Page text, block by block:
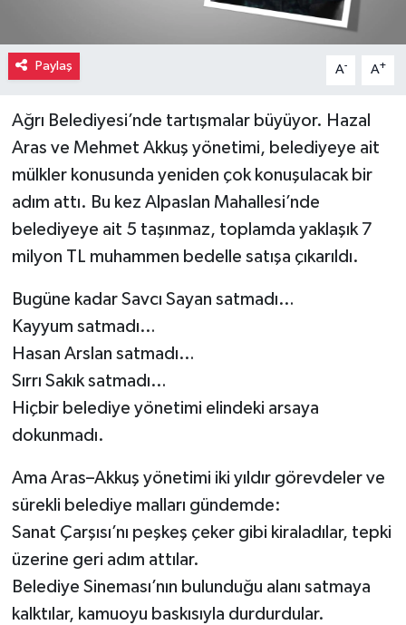
Paylaş A- A+
Ağrı Belediyesi’nde tartışmalar büyüyor. Hazal
Aras ve Mehmet Akkuş yönetimi, belediyeye ait
mülkler konusunda yeniden çok konuşulacak bir
adım attı. Bu kez Alpaslan Mahallesi’nde
belediyeye ait 5 taşınmaz, toplamda yaklaşık 7
milyon TL muhammen bedelle satışa çıkarıldı.
Bugüne kadar Savcı Sayan satmadı…
Kayyum satmadı…
Hasan Arslan satmadı…
Sırrı Sakık satmadı…
Hiçbir belediye yönetimi elindeki arsaya
dokunmadı.
Ama Aras–Akkuş yönetimi iki yıldır görevdeler ve
sürekli belediye malları gündemde:
Sanat Çarşısı’nı peşkeş çeker gibi kiraladılar, tepki
üzerine geri adım attılar.
Belediye Sineması’nın bulunduğu alanı satmaya
kalktılar, kamuoyu baskısıyla durdurdular.